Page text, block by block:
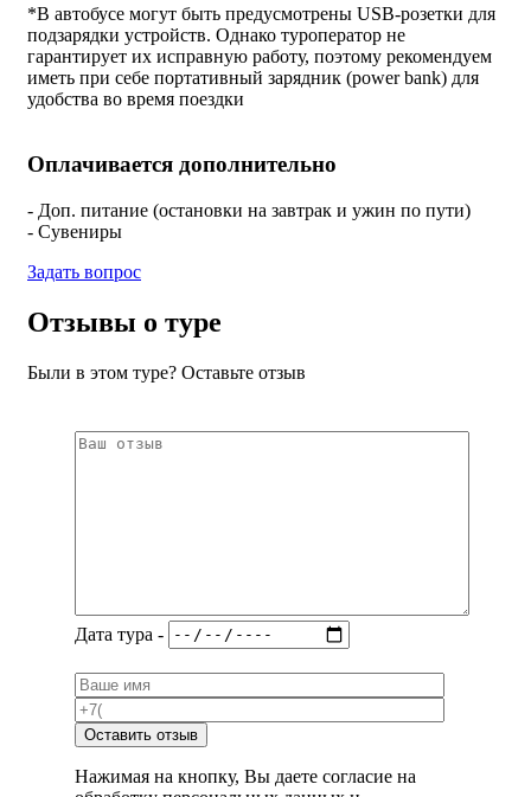
*В автобусе могут быть предусмотрены USB-розетки для
подзарядки устройств. Однако туроператор не
гарантирует их исправную работу, поэтому рекомендуем
иметь при себе портативный зарядник (power bank) для
удобства во время поездки
Оплачивается дополнительно
- Доп. питание (остановки на завтрак и ужин по пути)
- Сувениры
Задать вопрос
Отзывы о туре
Были в этом туре? Оставьте отзыв
Дата тура -
Оставить отзыв
Нажимая на кнопку, Вы даете согласие на